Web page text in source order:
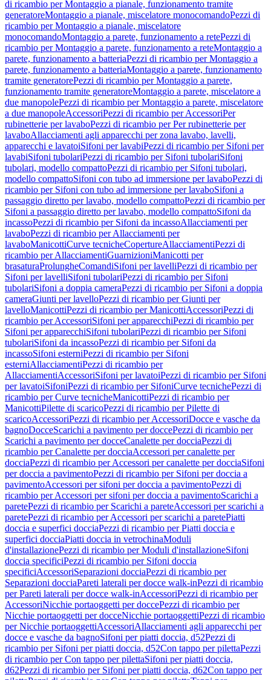
di ricambio per Montaggio a pianale, funzionamento tramite
generatoreMontaggio a pianale, miscelatore monocomandoPezzi di
ricambio per Montaggio a pianale, miscelatore
monocomandoMontaggio a parete, funzionamento a retePezzi di
ricambio per Montaggio a parete, funzionamento a reteMontaggio a
parete, funzionamento a batteriaPezzi di ricambio per Montaggio a
parete, funzionamento a batteriaMontaggio a parete, funzionamento
tramite generatorePezzi di ricambio per Montaggio a parete,
funzionamento tramite generatoreMontaggio a parete, miscelatore a
due manopolePezzi di ricambio per Montaggio a parete, miscelatore
a due manopoleAccessoriPezzi di ricambio per AccessoriPer
rubinetterie per lavaboPezzi di ricambio per Per rubinetterie per
lavaboAllacciamenti agli apparecchi per zona lavabo, lavelli,
apparecchi e lavatoiSifoni per lavabiPezzi di ricambio per Sifoni per
lavabiSifoni tubolariPezzi di ricambio per Sifoni tubolariSifoni
tubolari, modello compattoPezzi di ricambio per Sifoni tubolari,
modello compattoSifoni con tubo ad immersione per lavaboPezzi di
ricambio per Sifoni con tubo ad immersione per lavaboSifoni a
passaggio diretto per lavabo, modello compattoPezzi di ricambio per
Sifoni a passaggio diretto per lavabo, modello compattoSifoni da
incassoPezzi di ricambio per Sifoni da incassoAllacciamenti per
lavaboPezzi di ricambio per Allacciamenti per
lavaboManicottiCurve tecnicheCopertureAllacciamentiPezzi di
ricambio per AllacciamentiGuarnizioniManicotti per
brasaturaProlungheComandiSifoni per lavelliPezzi di ricambio per
Sifoni per lavelliSifoni tubolariPezzi di ricambio per Sifoni
tubolariSifoni a doppia cameraPezzi di ricambio per Sifoni a doppia
cameraGiunti per lavelloPezzi di ricambio per Giunti per
lavelloManicottiPezzi di ricambio per ManicottiAccessoriPezzi di
ricambio per AccessoriSifoni per apparecchiPezzi di ricambio per
Sifoni per apparecchiSifoni tubolariPezzi di ricambio per Sifoni
tubolariSifoni da incassoPezzi di ricambio per Sifoni da
incassoSifoni esterniPezzi di ricambio per Sifoni
esterniAllacciamentiPezzi di ricambio per
AllacciamentiAccessoriSifoni per lavatoiPezzi di ricambio per Sifoni
per lavatoiSifoniPezzi di ricambio per SifoniCurve tecnichePezzi di
ricambio per Curve tecnicheManicottiPezzi di ricambio per
ManicottiPilette di scaricoPezzi di ricambio per Pilette di
scaricoAccessoriPezzi di ricambio per AccessoriDocce e vasche da
bagnoDocceScarichi a pavimento per doccePezzi di ricambio per
Scarichi a pavimento per docceCanalette per docciaPezzi di
ricambio per Canalette per docciaAccessori per canalette per
docciaPezzi di ricambio per Accessori per canalette per docciaSifoni
per doccia a pavimentoPezzi di ricambio per Sifoni per doccia a
pavimentoAccessori per sifoni per doccia a pavimentoPezzi di
ricambio per Accessori per sifoni per doccia a pavimentoScarichi a
paretePezzi di ricambio per Scarichi a pareteAccessori per scarichi a
paretePezzi di ricambio per Accessori per scarichi a paretePiatti
doccia e superfici docciaPezzi di ricambio per Piatti doccia e
superfici docciaPiatti doccia in vetrochinaModuli
d'installazionePezzi di ricambio per Moduli d'installazioneSifoni
doccia specificiPezzi di ricambio per Sifoni doccia
specificiAccessoriSeparazioni docciaPezzi di ricambio per
Separazioni docciaPareti laterali per docce walk-inPezzi di ricambio
per Pareti laterali per docce walk-inAccessoriPezzi di ricambio per
AccessoriNicchie portaoggetti per doccePezzi di ricambio per
Nicchie portaoggetti per docceNicchie portaoggettiPezzi di ricambio
per Nicchie portaoggettiAccessoriAllacciamenti agli apparecchi per
docce e vasche da bagnoSifoni per piatti doccia, d52Pezzi di
ricambio per Sifoni per piatti doccia, d52Con tappo per pilettaPezzi
di ricambio per Con tappo per pilettaSifoni per piatti doccia,
d62Pezzi di ricambio per Sifoni per piatti doccia, d62Con tappo per